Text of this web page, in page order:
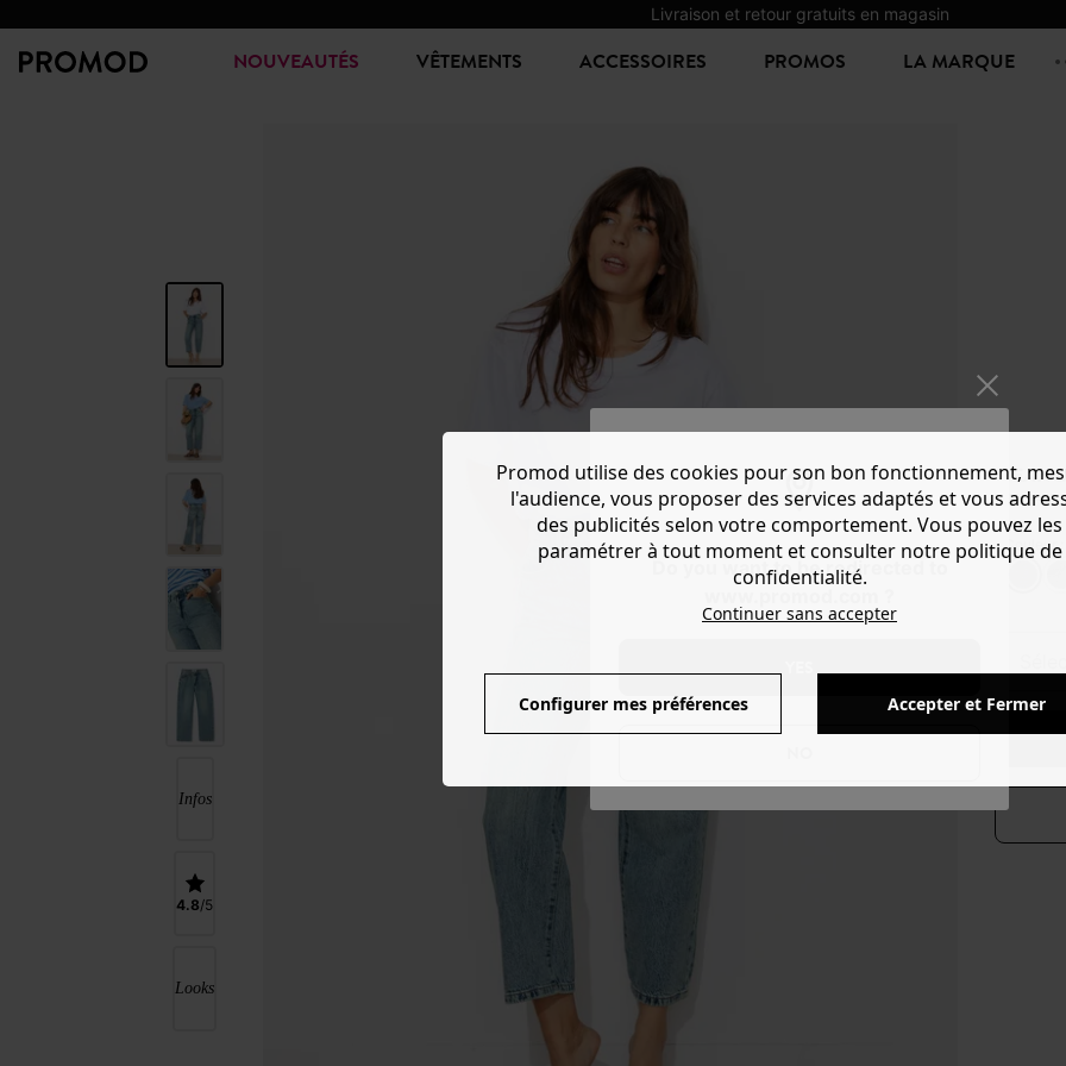
Livraison et retour gratuits en magasin
Do you want to be redirected to
NOUVEAUTÉS VÊTEMENTS ACCESSOIRES PROMOS LA MARQUE
Infos
4.8
Looks
JEAN
39,99 €
Couleur :
Promod utilise des cookies pour son bon fonctionnement,
l'audience, vous proposer des services adaptés et vous
des publicités selon votre comportement. Vous pouvez les
paramétrer à tout moment et consulter notre politique de
confidentialité.
Continuer sans accepter
Configurer mes préférences Accepter et Fermer